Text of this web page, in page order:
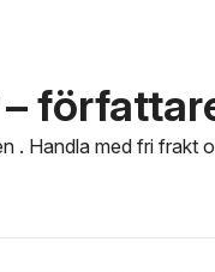
–
. Handla med fri frakt